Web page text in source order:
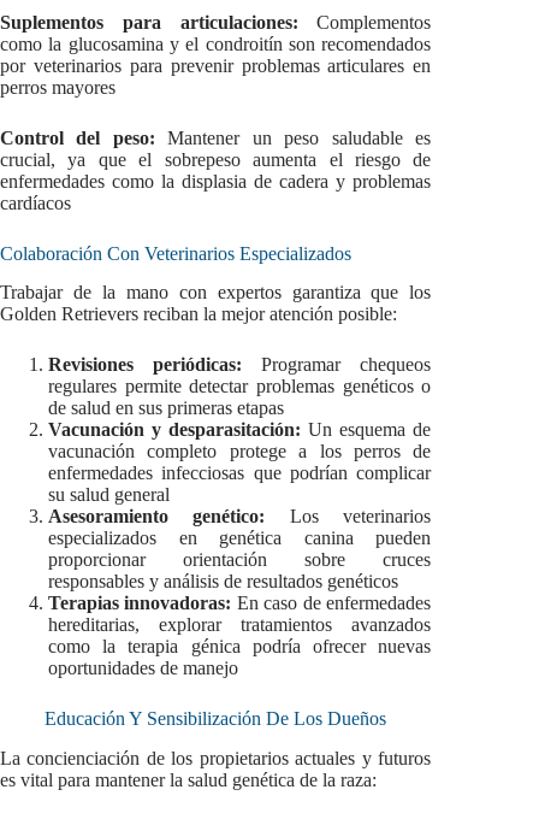
Suplementos para articulaciones: Complementos
como la glucosamina y el condroitín son recomendados
por veterinarios para prevenir problemas articulares en
perros mayores
Control del peso: Mantener un peso saludable es
crucial, ya que el sobrepeso aumenta el riesgo de
enfermedades como la displasia de cadera y problemas
cardíacos
Colaboración Con Veterinarios Especializados
Trabajar de la mano con expertos garantiza que los
Golden Retrievers reciban la mejor atención posible:
Revisiones periódicas: Programar chequeos
regulares permite detectar problemas genéticos o
de salud en sus primeras etapas
Vacunación y desparasitación: Un esquema de
vacunación completo protege a los perros de
enfermedades infecciosas que podrían complicar
su salud general
Asesoramiento genético: Los veterinarios
especializados en genética canina pueden
proporcionar orientación sobre cruces
responsables y análisis de resultados genéticos
Terapias innovadoras: En caso de enfermedades
hereditarias, explorar tratamientos avanzados
como la terapia génica podría ofrecer nuevas
oportunidades de manejo
Educación Y Sensibilización De Los Dueños
La concienciación de los propietarios actuales y futuros
es vital para mantener la salud genética de la raza: